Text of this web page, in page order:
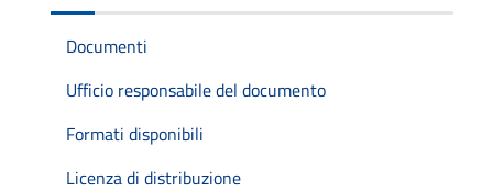
Documenti
Ufficio responsabile del documento
Formati disponibili
Licenza di distribuzione